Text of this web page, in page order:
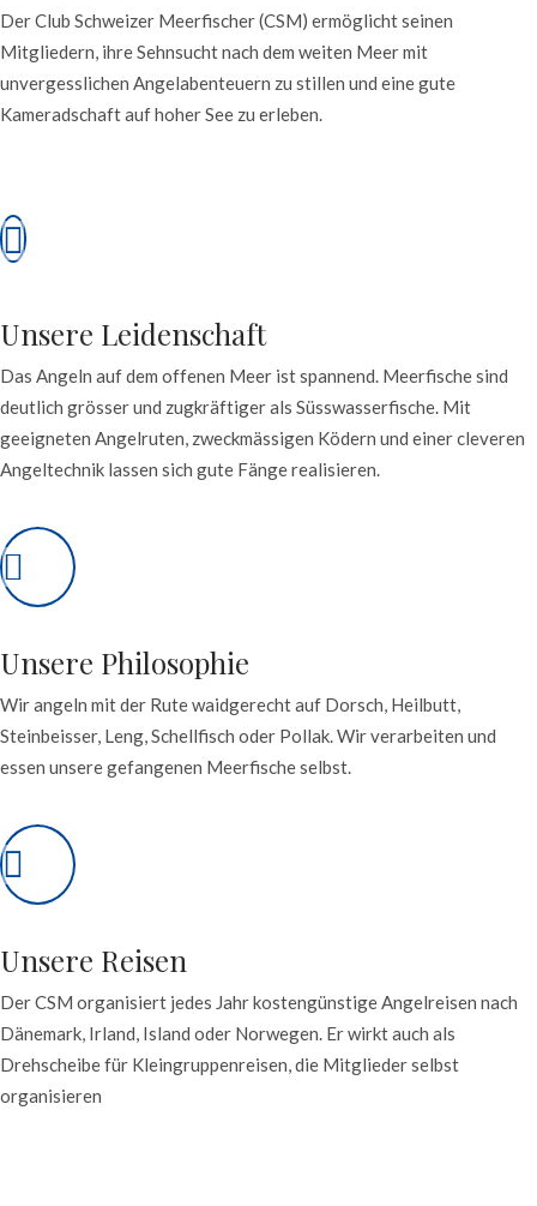
Der Club Schweizer Meerfischer (CSM) ermöglicht seinen
Mitgliedern, ihre Sehnsucht nach dem weiten Meer mit
unvergesslichen Angelabenteuern zu stillen und eine gute
Kameradschaft auf hoher See zu erleben.
Unsere Leidenschaft
Das Angeln auf dem offenen Meer ist spannend. Meerfische sind
deutlich grösser und zugkräftiger als Süsswasserfische. Mit
geeigneten Angelruten, zweckmässigen Ködern und einer cleveren
Angeltechnik lassen sich gute Fänge realisieren.
Unsere Philosophie
Wir angeln mit der Rute waidgerecht auf Dorsch, Heilbutt,
Steinbeisser, Leng, Schellfisch oder Pollak. Wir verarbeiten und
essen unsere gefangenen Meerfische selbst.
Unsere Reisen
Der CSM organisiert jedes Jahr kostengünstige Angelreisen nach
Dänemark, Irland, Island oder Norwegen. Er wirkt auch als
Drehscheibe für Kleingruppenreisen, die Mitglieder selbst
organisieren